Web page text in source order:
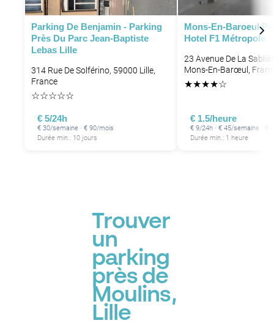
Parking De Benjamin - Parking
Près Du Parc Jean-Baptiste
Lebas Lille
314 Rue De Solférino, 59000 Lille,
France
☆☆☆☆☆
€ 5/24h
€ 30/semaine · € 90/mois
Durée min.: 10 jours
Mons-En-Baroeul
Hotel F1 Métropole
23 Avenue De La
Mons-En-Barœul,
★★★★☆
€ 1.5/heure
€ 9/24h · € 45/semaine · €
Durée min.: 1 heure
Trouver
un
parking
près de
Moulins,
Lille